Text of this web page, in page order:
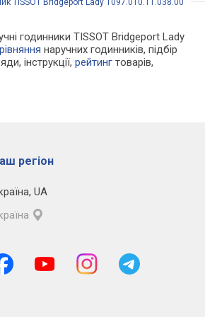
TISSOT Bridgeport Lady T097.010.11.038.00
годинники TISSOT Bridgeport Lady
наручних годинників, підбір
інструкції,рейтинг товарів,
регіон
, UA